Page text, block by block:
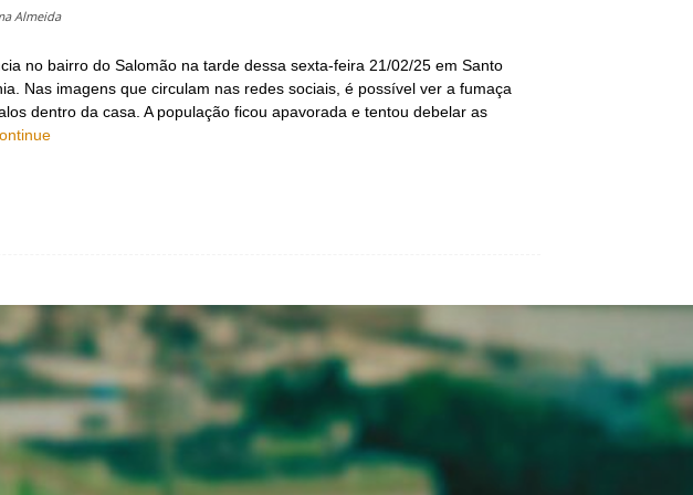
Almeida
no bairro do Salomão na tarde dessa sexta-feira 21/02/25 em Santo
Nas imagens que circulam nas redes sociais, é possível ver a fumaça
dentro da casa. A população ficou apavorada e tentou debelar as